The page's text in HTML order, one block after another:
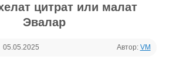
цитрат или малат
Эвалар
05.05.2025 Автор: VM